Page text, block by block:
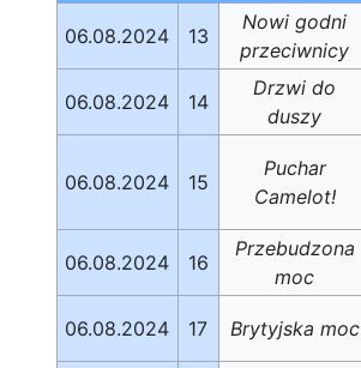
06.08.2024 13
Nowi godni
przeciwnicy
06.08.2024 14
Drzwi do
duszy
06.08.2024 15
Puchar
Camelot!
06.08.2024 16
Przebudzona
moc
06.08.2024 17 Brytyjska moc